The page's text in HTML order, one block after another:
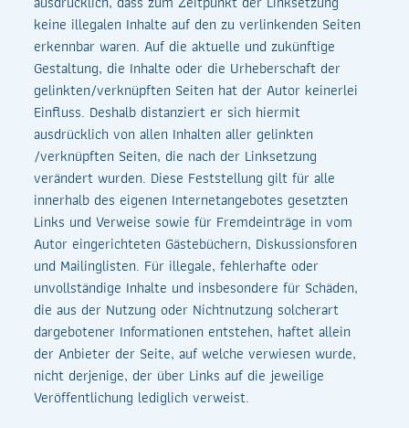
keine illegalen Inhalte auf den zu verlinkenden Seiten
erkennbar waren. Auf die aktuelle und zukünftige
Gestaltung, die Inhalte oder die Urheberschaft der
gelinkten/verknüpften Seiten hat der Autor keinerlei
Einfluss. Deshalb distanziert er sich hiermit
ausdrücklich von allen Inhalten aller gelinkten
/verknüpften Seiten, die nach der Linksetzung
verändert wurden. Diese Feststellung gilt für alle
innerhalb des eigenen Internetangebotes gesetzten
Links und Verweise sowie für Fremdeinträge in vom
Autor eingerichteten Gästebüchern, Diskussionsforen
und Mailinglisten. Für illegale, fehlerhafte oder
unvollständige Inhalte und insbesondere für Schäden,
die aus der Nutzung oder Nichtnutzung solcherart
dargebotener Informationen entstehen, haftet allein
der Anbieter der Seite, auf welche verwiesen wurde,
nicht derjenige, der über Links auf die jeweilige
Veröffentlichung lediglich verweist.